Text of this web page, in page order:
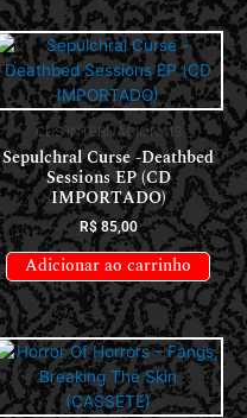
CDS INTERNACIONAIS
Sepulchral Curse -Deathbed
Sessions EP (CD
IMPORTADO)
R$85,00
Adicionar ao carrinho